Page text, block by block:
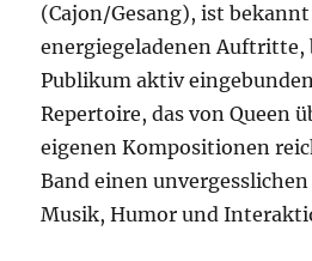
(Cajon/Gesang), ist
energiegeladenen Auftritte,
Publikum aktiv
Repertoire, das von Queen
eigenen Kompositionen
Band einen
Musik, Humor und